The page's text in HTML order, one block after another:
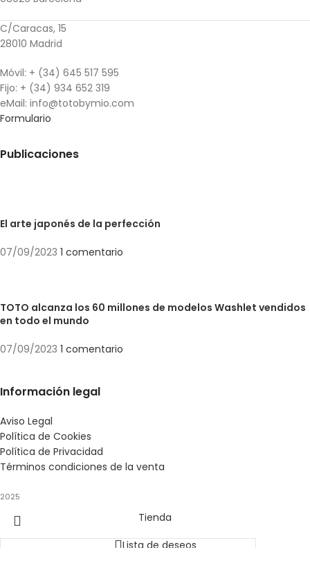
C/Caracas, 15
28010 Madrid
Móvil: + (34) 645 517 595
Fijo: + (34) 934 652 319
eMail: info@totobymio.com
Formulario
Publicaciones
El arte japonés de la perfección
07/09/2023 1 comentario
TOTO alcanza los 60 millones de modelos Washlet vendidos
en todo el mundo
07/09/2023 1 comentario
Información legal
Aviso Legal
Política de Cookies
Política de Privacidad
Términos condiciones de la venta
2025
Tienda
Lista de deseos